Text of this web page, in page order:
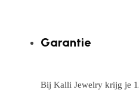
Garantie
Bij Kalli Jewelry krijg je